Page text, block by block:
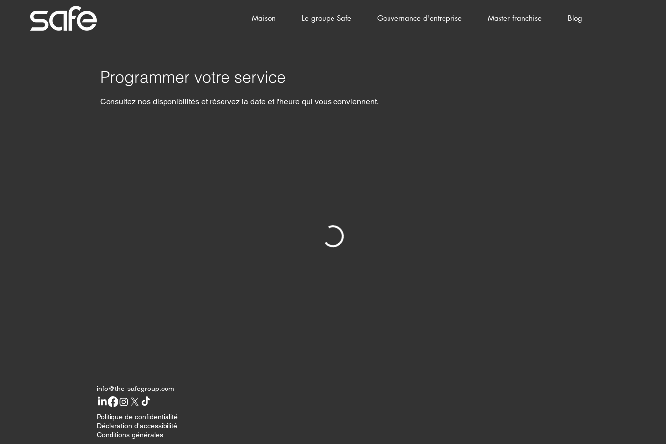
Maison Le groupe Safe Gouvernance d'entreprise Master franchise Blog
Programmer votre service
Consultez nos disponibilités et réservez la date et l'heure qui vous conviennent.
info@the-safegroup.com
Politique de confidentialité.
Déclaration d'accessibilité.
Conditions générales